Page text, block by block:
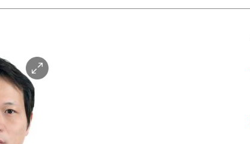
이
미
지
확
대